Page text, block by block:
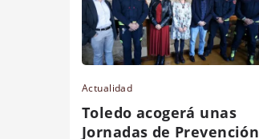
Actualidad
Toledo acogerá unas
Jornadas de Prevención